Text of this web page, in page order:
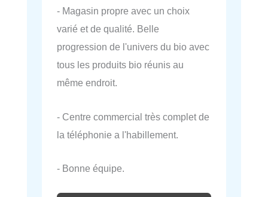
- Magasin propre avec un choix
varié et de qualité. Belle
progression de l'univers du bio avec
tous les produits bio réunis au
même endroit.
- Centre commercial très complet de
la téléphonie a l'habillement.
- Bonne équipe.